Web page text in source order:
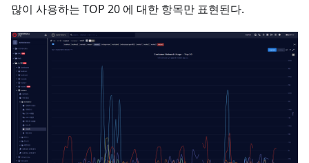
많이 사용하는 TOP 20 에 대한 항목만 표현된다.